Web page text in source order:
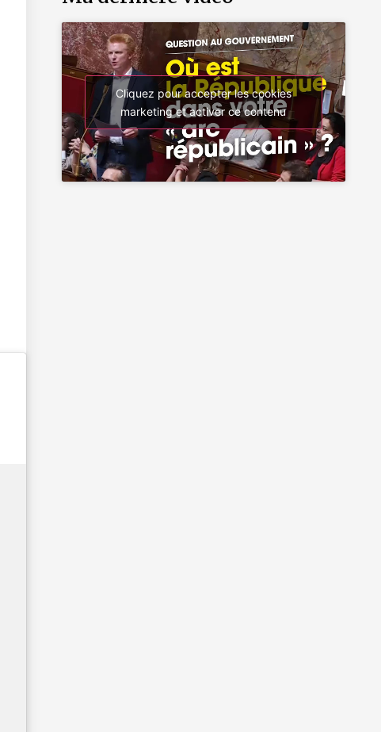
Cliquez pour accepter les cookies
marketing et activer ce contenu